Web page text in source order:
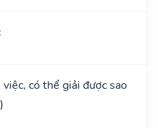
có thể giải được sao